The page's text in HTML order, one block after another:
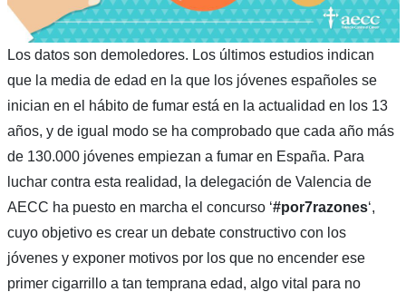
Los datos son demoledores. Los últimos estudios indican
que la media de edad en la que los jóvenes españoles se
inician en el hábito de fumar está en la actualidad en los 13
años, y de igual modo se ha comprobado que cada año más
de 130.000 jóvenes empiezan a fumar en España. Para
luchar contra esta realidad, la delegación de Valencia de
AECC ha puesto en marcha el concurso ‘#por7razones‘,
cuyo objetivo es crear un debate constructivo con los
jóvenes y exponer motivos por los que no encender ese
primer cigarrillo a tan temprana edad, algo vital para no